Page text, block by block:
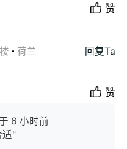
赞
荷兰 回复Ta
赞
6 小时前
适"